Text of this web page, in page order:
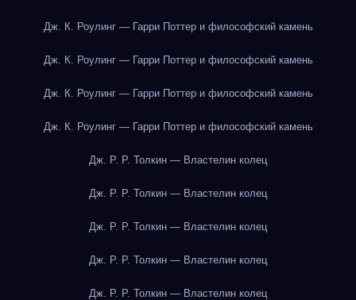
Дж. К. Роулинг — Гарри Поттер и философский камень
Дж. К. Роулинг — Гарри Поттер и философский камень
Дж. К. Роулинг — Гарри Поттер и философский камень
Дж. К. Роулинг — Гарри Поттер и философский камень
Дж. Р. Р. Толкин — Властелин колец
Дж. Р. Р. Толкин — Властелин колец
Дж. Р. Р. Толкин — Властелин колец
Дж. Р. Р. Толкин — Властелин колец
Дж. Р. Р. Толкин — Властелин колец